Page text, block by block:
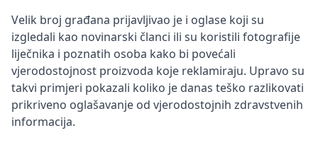
Velik broj građana prijavljivao je i oglase koji su
izgledali kao novinarski članci ili su koristili fotografije
liječnika i poznatih osoba kako bi povećali
vjerodostojnost proizvoda koje reklamiraju. Upravo su
takvi primjeri pokazali koliko je danas teško razlikovati
prikriveno oglašavanje od vjerodostojnih zdravstvenih
informacija.